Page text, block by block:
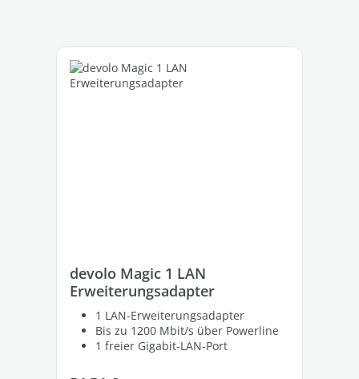
Produktgalerie überspringen
devolo Magic 1 LAN
Erweiterungsadapter
1 LAN-Erweiterungsadapter
Bis zu 1200 Mbit/s über Powerline
1 freier Gigabit-LAN-Port